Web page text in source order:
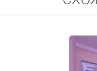
Середні ціни на